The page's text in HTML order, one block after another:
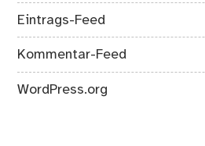
Eintrags-Feed
Kommentar-Feed
WordPress.org